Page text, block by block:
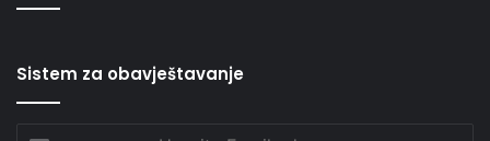
Sistem za obavještavanje